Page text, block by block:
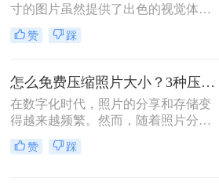
寸的图片虽然提供了出色的视觉体
验，但也带来了存储空间占用过多、
网页加载速度慢以及文件传输效率低
图片大小压缩的方法变得尤为重要。
那么图片大小怎么压缩呢？本文将介
绍三种实用且高效的图片压缩方法。
赞 踩
怎么免费压缩照片大小？3种压缩方法推荐！
在数字化时代，照片的分享和存储变
得越来越频繁。然而，随着照片分辨
率的提高，文件大小也随之增加，这
不仅占据了大量存储空间，还在上传
赞 踩